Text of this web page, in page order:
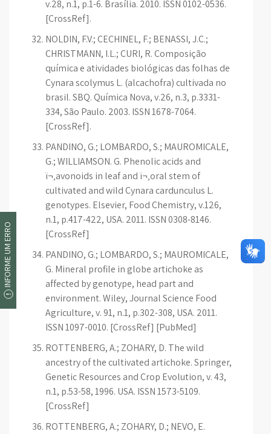
v.28, n.1, p.1-6. Brasília. 2010. ISSN 0102-0536.
[CrossRef].
NOLDIN, F.V.; CECHINEL, F.; BENASSI, J.C.;
CHRISTMANN, I.L.; CURI, R. Composição
química e atividades biológicas das folhas de
Cynara scolymus L. (alcachofra) cultivada no
brasil. SBQ. Química Nova, v.26, n.3, p.3331-
334, São Paulo. 2003. ISSN 1678-7064.
[CrossRef].
PANDINO, G.; LOMBARDO, S.; MAUROMICALE,
G.; WILLIAMSON. G. Phenolic acids and
ï¬‚avonoids in leaf and ï¬‚oral stem of
cultivated and wild Cynara cardunculus L.
genotypes. Elsevier, Food Chemistry, v.126,
n.1, p.417-422, USA. 2011. ISSN 0308-8146.
[CrossRef]
PANDINO, G.; LOMBARDO, S.; MAUROMICALE,
G. Mineral profile in globe artichoke as
affected by genotype, head part and
environment. Wiley, Journal Science Food
Agriculture, v. 91, n.1, p.302-308, USA. 2011.
ISSN 1097-0010. [CrossRef] [PubMed]
ROTTENBERG, A.; ZOHARY, D. The wild
ancestry of the cultivated artichoke. Springer,
Genetic Resources and Crop Evolution, v. 43,
n.1, p.53-58, 1996. USA. ISSN 1573-5109.
[CrossRef]
ROTTENBERG, A.; ZOHARY, D.; NEVO, E.
INFORME UM ERRO